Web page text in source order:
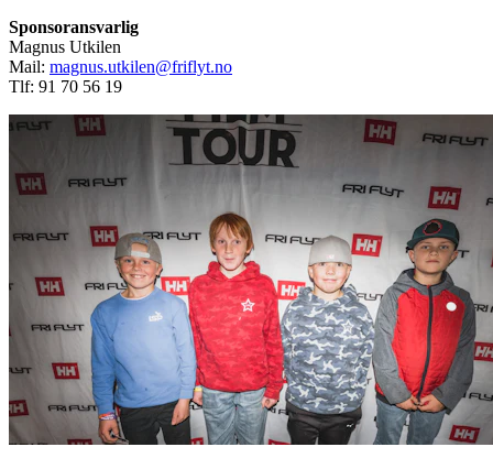
Sponsoransvarlig
Magnus Utkilen
Mail: magnus.utkilen@friflyt.no
Tlf: 91 70 56 19